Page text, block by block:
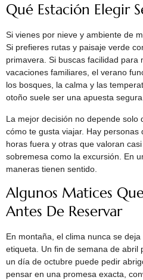
Qué Estación Elegir
Si vienes por nieve y ambiente de
Si prefieres rutas y paisaje verde
primavera. Si buscas facilidad para
vacaciones familiares, el verano
los bosques, la calma y las
otoño suele ser una apuesta
La mejor decisión no depende solo
cómo te gusta viajar. Hay
horas fuera y otras que valoran
sobremesa como la excursión. En
maneras tienen sentido.
Algunos Matices
Antes De Reservar
En montaña, el clima nunca se
etiqueta. Un fin de semana de abril
un día de octubre puede pedir
pensar en una promesa exacta,